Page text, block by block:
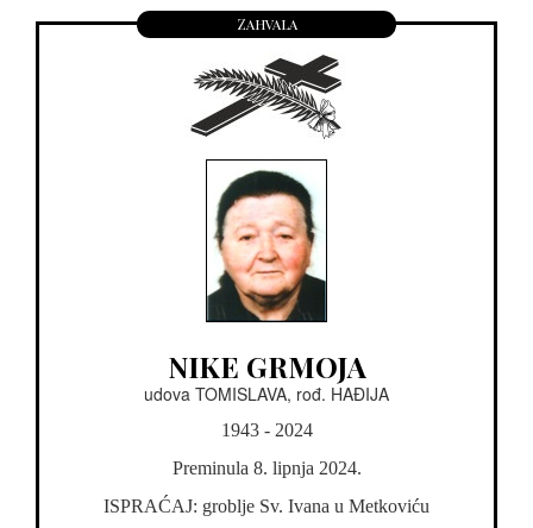
Zahvala
NIKE GRMOJA
udova TOMISLAVA, rođ. HAĐIJA
1943 - 2024
Preminula 8. lipnja 2024.
ISPRAĆAJ: groblje Sv. Ivana u Metkoviću